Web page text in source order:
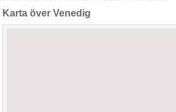
Karta över Venedig